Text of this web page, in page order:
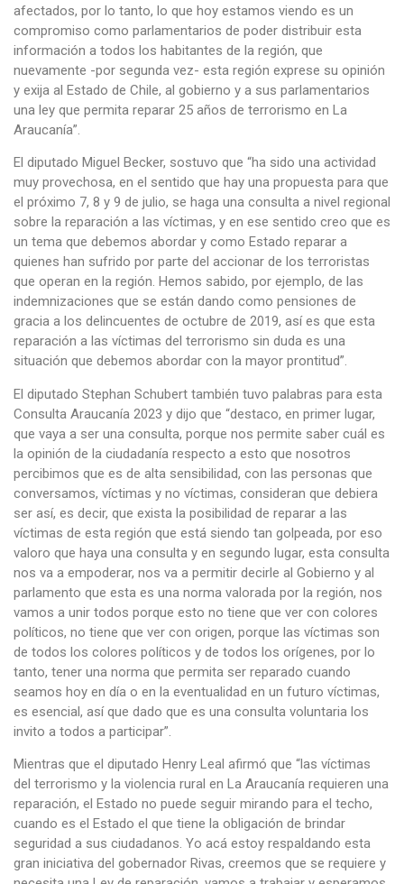
afectados, por lo tanto, lo que hoy estamos viendo es un
compromiso como parlamentarios de poder distribuir esta
información a todos los habitantes de la región, que
nuevamente -por segunda vez- esta región exprese su opinión
y exija al Estado de Chile, al gobierno y a sus parlamentarios
una ley que permita reparar 25 años de terrorismo en La
Araucanía”.
El diputado Miguel Becker, sostuvo que “ha sido una actividad
muy provechosa, en el sentido que hay una propuesta para que
el próximo 7, 8 y 9 de julio, se haga una consulta a nivel regional
sobre la reparación a las víctimas, y en ese sentido creo que es
un tema que debemos abordar y como Estado reparar a
quienes han sufrido por parte del accionar de los terroristas
que operan en la región. Hemos sabido, por ejemplo, de las
indemnizaciones que se están dando como pensiones de
gracia a los delincuentes de octubre de 2019, así es que esta
reparación a las víctimas del terrorismo sin duda es una
situación que debemos abordar con la mayor prontitud”.
El diputado Stephan Schubert también tuvo palabras para esta
Consulta Araucanía 2023 y dijo que “destaco, en primer lugar,
que vaya a ser una consulta, porque nos permite saber cuál es
la opinión de la ciudadanía respecto a esto que nosotros
percibimos que es de alta sensibilidad, con las personas que
conversamos, víctimas y no víctimas, consideran que debiera
ser así, es decir, que exista la posibilidad de reparar a las
víctimas de esta región que está siendo tan golpeada, por eso
valoro que haya una consulta y en segundo lugar, esta consulta
nos va a empoderar, nos va a permitir decirle al Gobierno y al
parlamento que esta es una norma valorada por la región, nos
vamos a unir todos porque esto no tiene que ver con colores
políticos, no tiene que ver con origen, porque las víctimas son
de todos los colores políticos y de todos los orígenes, por lo
tanto, tener una norma que permita ser reparado cuando
seamos hoy en día o en la eventualidad en un futuro víctimas,
es esencial, así que dado que es una consulta voluntaria los
invito a todos a participar”.
Mientras que el diputado Henry Leal afirmó que “las víctimas
del terrorismo y la violencia rural en La Araucanía requieren una
reparación, el Estado no puede seguir mirando para el techo,
cuando es el Estado el que tiene la obligación de brindar
seguridad a sus ciudadanos. Yo acá estoy respaldando esta
gran iniciativa del gobernador Rivas, creemos que se requiere y